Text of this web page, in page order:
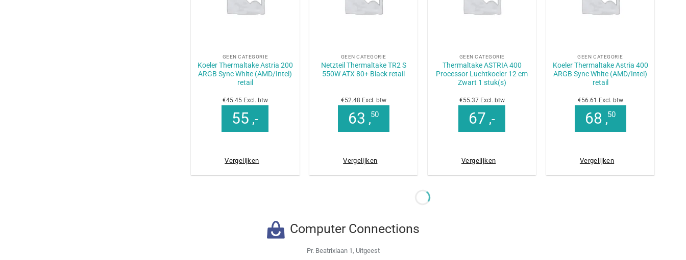
GEEN CATEGORIE
Koeler Thermaltake Astria 200
ARGB Sync White (AMD/Intel)
retail
€45.45 Excl. btw
55 ,-
Vergelijken
GEEN CATEGORIE
Netzteil Thermaltake TR2 S
550W ATX 80+ Black retail
€52.48 Excl. btw
63 ,50
Vergelijken
GEEN CATEGORIE
Thermaltake ASTRIA 400
Processor Luchtkoeler 12 cm
Zwart 1 stuk(s)
€55.37 Excl. btw
67 ,-
Vergelijken
GEEN CATEGORIE
Koeler Thermaltake Astria 400
ARGB Sync White (AMD/Intel)
retail
€56.61 Excl. btw
68 ,50
Vergelijken
Computer Connections
Pr. Beatrixlaan 1, Uitgeest